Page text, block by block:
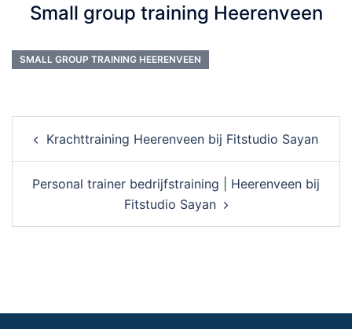
Small group training Heerenveen
SMALL GROUP TRAINING HEERENVEEN
navigation
Krachttraining Heerenveen bij Fitstudio Sayan
Personal trainer bedrijfstraining | Heerenveen bij
Fitstudio Sayan